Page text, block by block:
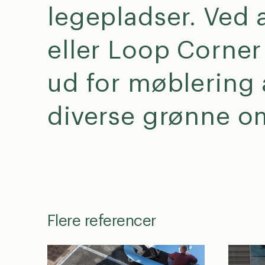
legepladser.
eller Loop
ud for møblering
diverse grønne
Flere referencer